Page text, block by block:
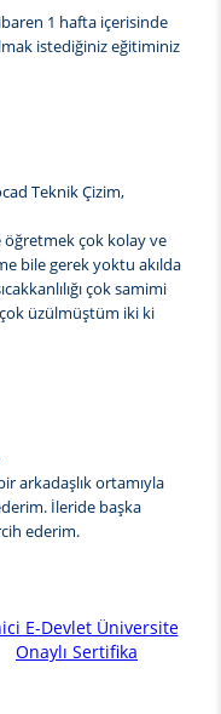
1 hafta içerisinde
istediğiniz eğitiminiz
Teknik Çizim,
öğretmek çok kolay ve
bile gerek yoktu akılda
çok samimi
üzülmüştüm iki ki
arkadaşlık ortamıyla
İleride başka
ederim.
E-Devlet Üniversite
Onaylı Sertifika